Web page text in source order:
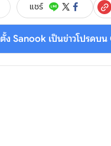
แชร์
ตั้ง Sanook เป็นข่าวโปรดบ